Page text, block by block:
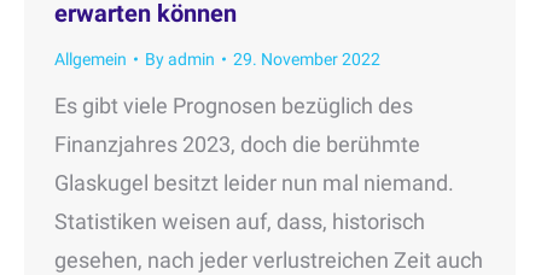
erwarten können
Allgemein Byadmin 29. November 2022
Es gibt viele Prognosen bezüglich des
Finanzjahres 2023, doch die berühmte
Glaskugel besitzt leider nun mal niemand.
Statistiken weisen auf, dass, historisch
gesehen, nach jeder verlustreichen Zeit auch